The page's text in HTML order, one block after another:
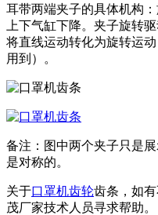
耳带两端夹子的具体机构
上下气缸下降。夹子旋转
将直线运动转化为旋转运
用到）。
备注：图中两个夹子只是
是对称的。
关于口罩机齿轮齿条，如
茂厂家技术人员寻求帮助。